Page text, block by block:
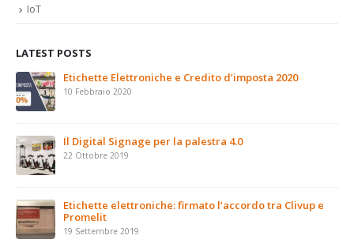
IoT
LATEST POSTS
Clivup e
Il Digital Signage e il futuro del retail
26 Agosto 2019
Save the date: il 16 marzo a Palermo l’Arduino
2019